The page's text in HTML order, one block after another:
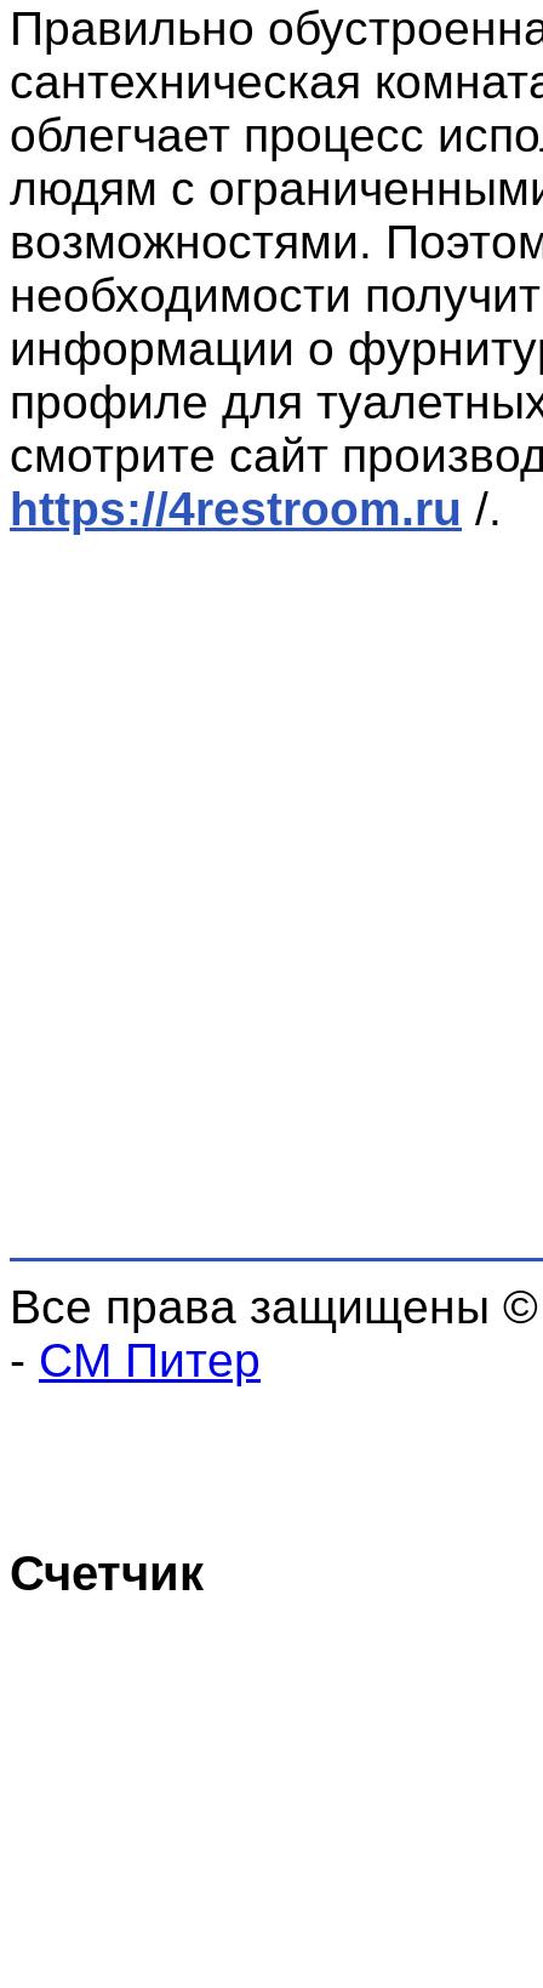
Правильно
сантехническая
облегчает процесс
людям с
возможностями.
необходимости
информации о
профиле для
смотрите сайт
https://4restroom.ru /.
Все права защищены
- СМ Питер
Счетчик